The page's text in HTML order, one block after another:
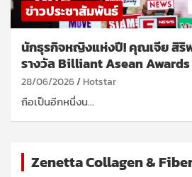
ข่าวประชาสัมพันธ์
นักธุรกิจหญิงแห่งปี! คุณเจีย สิริ
รางวัล Billiant Asean Awards
28/06/2026 Hotstar
ถือเป็นอีกหนึ่งน…
Zenetta Collagen &